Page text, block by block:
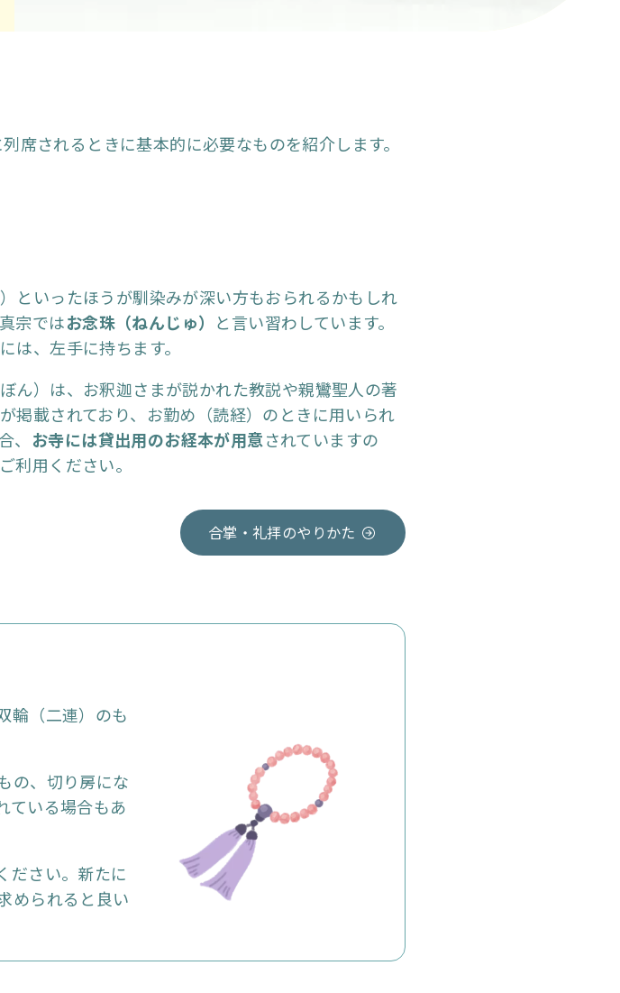
席されるときに基本的に必要なものを紹介します。
といったほうが馴染みが深い方もおられるかもしれ
宗ではお念珠（ねんじゅ） と言い習わしています。
は、左手に持ちます。
ん）は、お釈迦さまが説かれた教説や親鸞聖人の著
掲載されており、お勤め（読経）のときに用いられ
、 お寺には貸出用のお経本が用意されていますの
利用ください。
合掌・礼拝のやりかた
輪（二連）のも
の、切り房にな
ている場合もあ
ださい。新たに
められると良い